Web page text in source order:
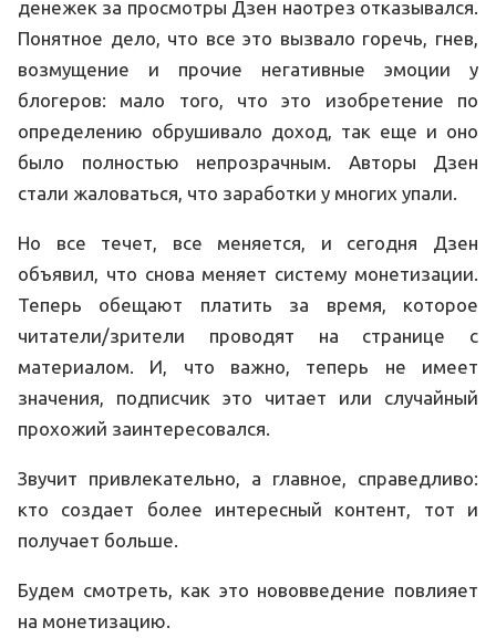
денежек за просмотры Дзен наотрез отказывался.
Понятное дело, что все это вызвало горечь, гнев,
возмущение и прочие негативные эмоции у
блогеров: мало того, что это изобретение по
определению обрушивало доход, так еще и оно
было полностью непрозрачным. Авторы Дзен
стали жаловаться, что заработки у многих упали.
Но все течет, все меняется, и сегодня Дзен
объявил, что снова меняет систему монетизации.
Теперь обещают платить за время, которое
читатели/зрители проводят на странице с
материалом. И, что важно, теперь не имеет
значения, подписчик это читает или случайный
прохожий заинтересовался.
Звучит привлекательно, а главное, справедливо:
кто создает более интересный контент, тот и
получает больше.
Будем смотреть, как это нововведение повлияет
на монетизацию.